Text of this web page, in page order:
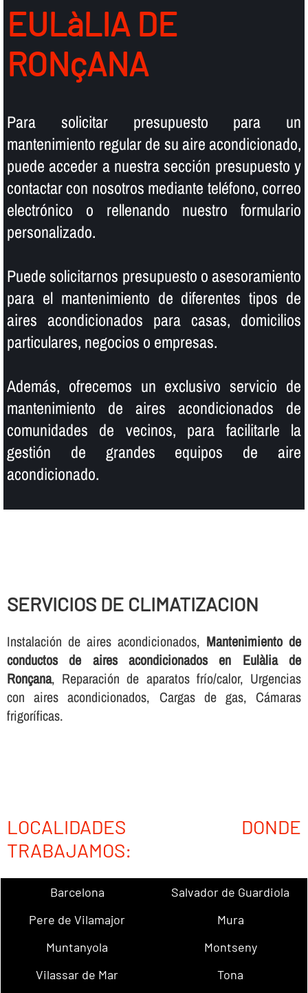
EULàLIA DE
RONçANA
Para solicitar presupuesto para un
mantenimiento regular de su aire acondicionado,
puede acceder a nuestra sección presupuesto y
contactar con nosotros mediante teléfono, correo
electrónico o rellenando nuestro formulario
personalizado.
Puede solicitarnos presupuesto o asesoramiento
para el mantenimiento de diferentes tipos de
aires acondicionados para casas, domicilios
particulares, negocios o empresas.
Además, ofrecemos un exclusivo servicio de
mantenimiento de aires acondicionados de
comunidades de vecinos, para facilitarle la
gestión de grandes equipos de aire
acondicionado.
SERVICIOS DE CLIMATIZACION
Instalación de aires acondicionados, Mantenimiento de
conductos de aires acondicionados en Eulàlia de
Ronçana, Reparación de aparatos frí­o/calor, Urgencias
con aires acondicionados, Cargas de gas, Cámaras
frigorí­ficas.
LOCALIDADES DONDE
TRABAJAMOS:
Barcelona
Salvador de Guardiola
Pere de Vilamajor
Mura
Muntanyola
Montseny
Vilassar de Mar
Tona